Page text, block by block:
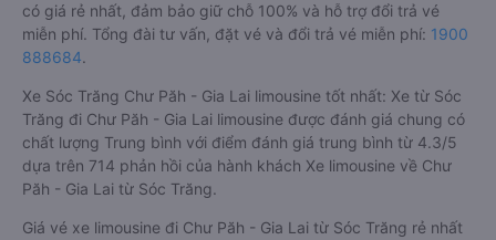
có giá rẻ nhất, đảm bảo giữ chỗ 100% và hỗ trợ đổi trả vé
miễn phí. Tổng đài tư vấn, đặt vé và đổi trả vé miễn phí: 1900
888684.
Xe Sóc Trăng Chư Păh - Gia Lai limousine tốt nhất: Xe từ Sóc
Trăng đi Chư Păh - Gia Lai limousine được đánh giá chung có
chất lượng Trung bình với điểm đánh giá trung bình từ 4.3/5
dựa trên 714 phản hồi của hành khách Xe limousine về Chư
Păh - Gia Lai từ Sóc Trăng.
Giá vé xe limousine đi Chư Păh - Gia Lai từ Sóc Trăng rẻ nhất